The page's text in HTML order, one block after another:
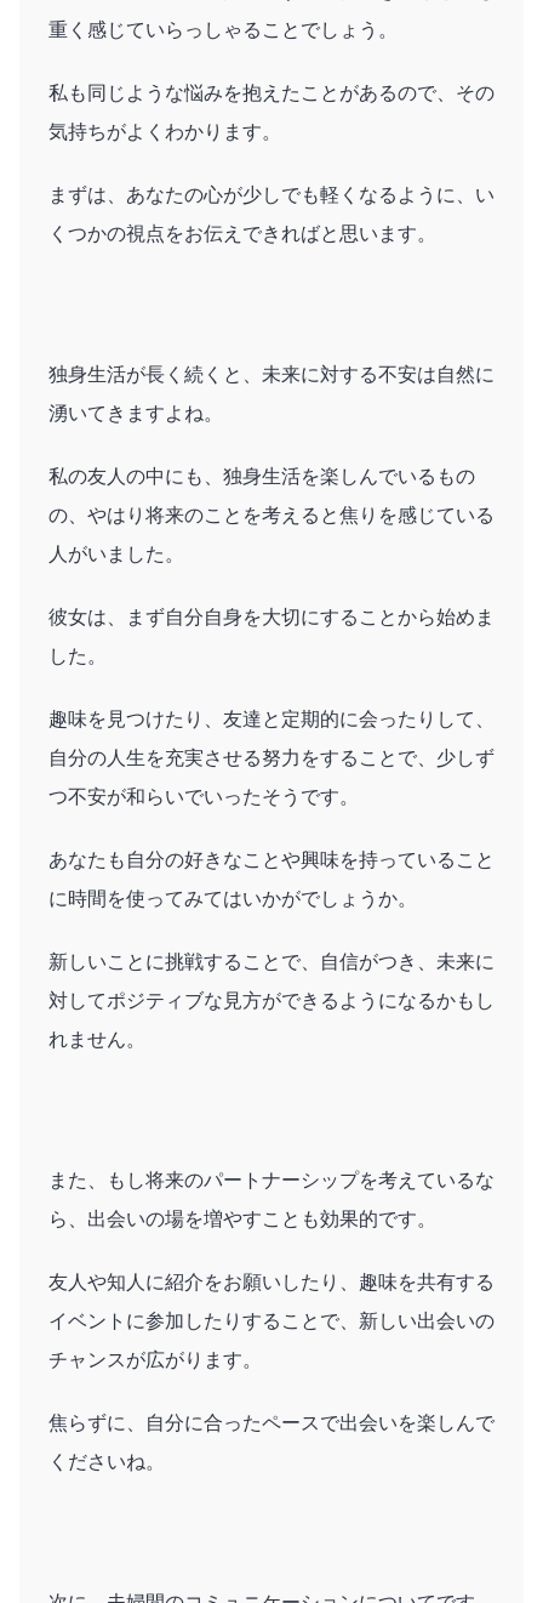
重く感じていらっしゃることでしょう。
私も同じような悩みを抱えたことがあるので、その
気持ちがよくわかります。
まずは、あなたの心が少しでも軽くなるように、い
くつかの視点をお伝えできればと思います。
独身生活が長く続くと、未来に対する不安は自然に
湧いてきますよね。
私の友人の中にも、独身生活を楽しんでいるもの
の、やはり将来のことを考えると焦りを感じている
人がいました。
彼女は、まず自分自身を大切にすることから始めま
した。
趣味を見つけたり、友達と定期的に会ったりして、
自分の人生を充実させる努力をすることで、少しず
つ不安が和らいでいったそうです。
あなたも自分の好きなことや興味を持っていること
に時間を使ってみてはいかがでしょうか。
新しいことに挑戦することで、自信がつき、未来に
対してポジティブな見方ができるようになるかもし
れません。
また、もし将来のパートナーシップを考えているな
ら、出会いの場を増やすことも効果的です。
友人や知人に紹介をお願いしたり、趣味を共有する
イベントに参加したりすることで、新しい出会いの
チャンスが広がります。
焦らずに、自分に合ったペースで出会いを楽しんで
くださいね。